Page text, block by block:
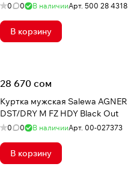
0 0 В наличииАрт. 500 28 4318
В корзину
28 670 сом
Куртка мужская Salewa AGNER
DST/DRY M FZ HDY Black Out
0 0 В наличииАрт. 00-027373
В корзину